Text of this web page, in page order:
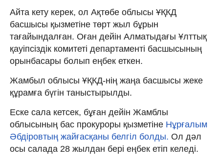
Айта кету керек, ол Ақтөбе облысы ҰҚКД
басшысы қызметіне төрт жыл бұрын
тағайындалған. Оған дейін Алматыдағы Ұлттық
қауіпсіздік комитеті департаменті басшысының
орынбасары болып еңбек еткен.
Жамбыл облысы ҰҚКД-нің жаңа басшысы жеке
құрамға бүгін таныстырылды.
Еске сала кетсек, бұған дейін Жамблы
облысының бас прокуроры қызметіне Нұрғалым
Әбдіровтың жайғасқаны белгіл болды. Ол дәл
осы салада 28 жылдан бері еңбек етіп келеді.